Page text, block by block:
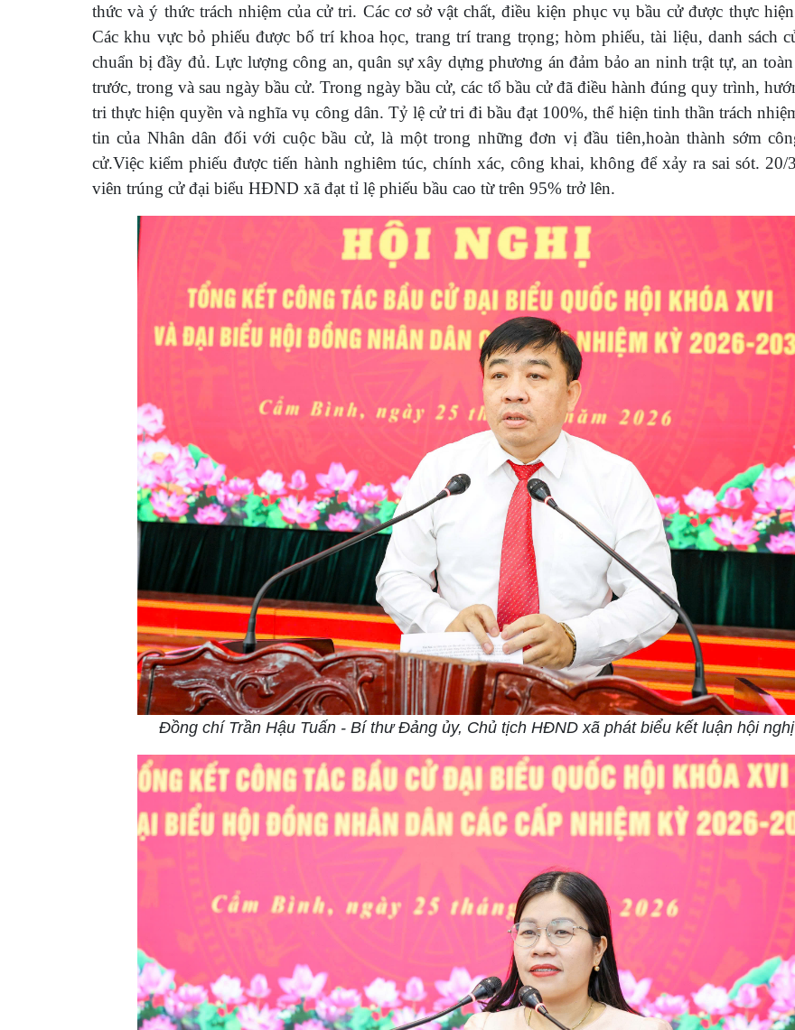
thức và ý thức trách nhiệm của cử tri. Các cơ sở vật chất, điều kiện phục vụ bầu cử được thực
Các khu vực bỏ phiếu được bố trí khoa học, trang trí trang trọng; hòm phiếu, tài liệu, danh sách
chuẩn bị đầy đủ. Lực lượng công an, quân sự xây dựng phương án đảm bảo an ninh trật tự, an
trước, trong và sau ngày bầu cử. Trong ngày bầu cử, các tổ bầu cử đã điều hành đúng quy trình,
tri thực hiện quyền và nghĩa vụ công dân. Tỷ lệ cử tri đi bầu đạt 100%, thể hiện tinh thần trách
tin của Nhân dân đối với cuộc bầu cử, là một trong những đơn vị đầu tiên,hoàn thành sớm
cử.Việc kiểm phiếu được tiến hành nghiêm túc, chính xác, công khai, không để xảy ra sai sót. 20/
viên trúng cử đại biểu HĐND xã đạt tỉ lệ phiếu bầu cao từ trên 95% trở lên.
Đồng chí Trần Hậu Tuấn - Bí thư Đảng ủy, Chủ tịch HĐND xã phát biểu kết luận hội nghị